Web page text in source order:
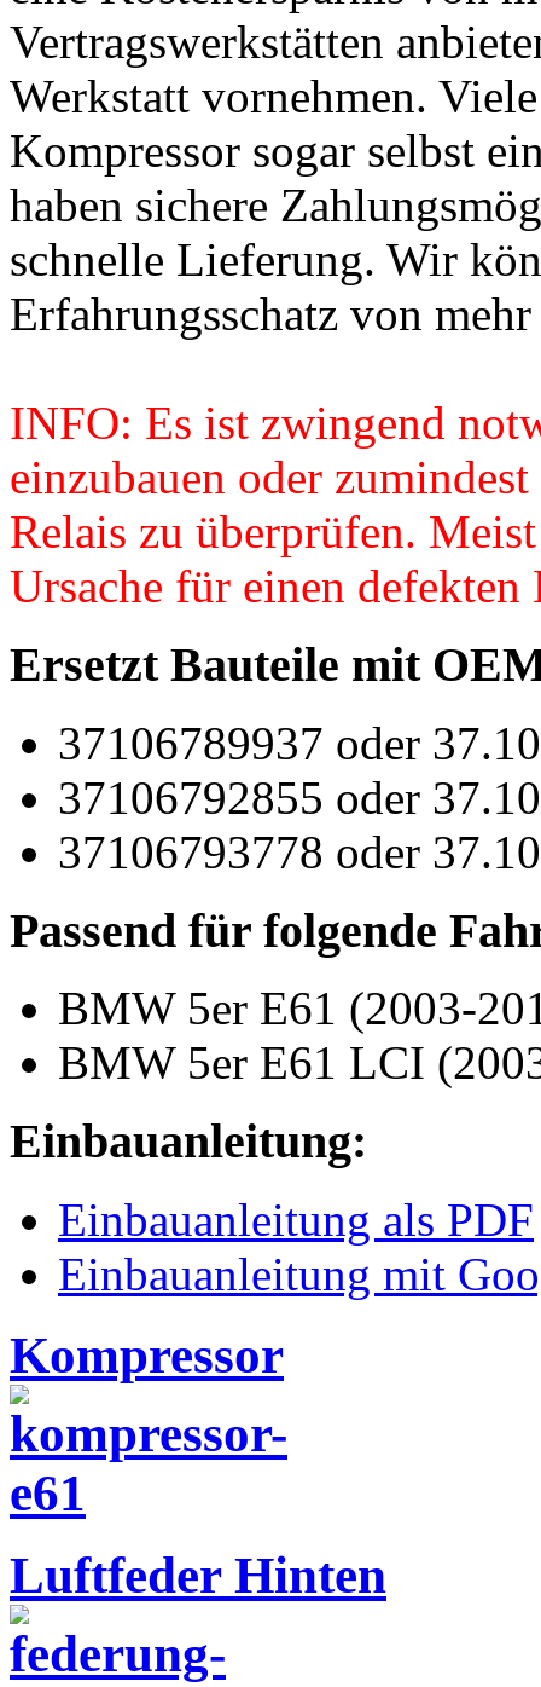
Vertragswerkstätten
Werkstatt vornehmen.
Kompressor sogar selbst
haben sichere
schnelle Lieferung. Wir
Erfahrungsschatz von
INFO: Es ist zwingend
einzubauen oder
Relais zu überprüfen.
Ursache für einen defekten
Ersetzt Bauteile mit
37106789937 oder
37106792855 oder
37106793778 oder
Passend für folgende
BMW 5er E61 (2003-
BMW 5er E61 LCI
Einbauanleitung:
Einbauanleitung als PDF
Einbauanleitung mit
Kompressor
Luftfeder Hinten